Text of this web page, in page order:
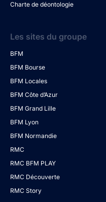
Charte de déontologie
Les sites du groupe
BFM
BFM Bourse
BFM Locales
BFM Côte d’Azur
BFM Grand Lille
BFM Lyon
BFM Normandie
RMC
RMC BFM PLAY
RMC Découverte
RMC Story